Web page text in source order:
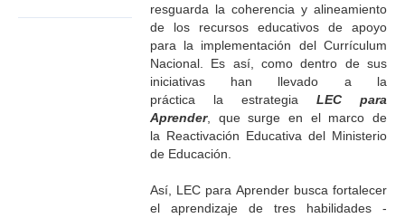
resguarda la coherencia y alineamiento
de los recursos educativos de apoyo
para la implementación del Currículum
Nacional. Es así, como dentro de sus
iniciativas han llevado a la
práctica la estrategia LEC para
Aprender, que surge en el marco de
la Reactivación Educativa del Ministerio
de Educación.
Así, LEC para Aprender busca fortalecer
el aprendizaje de tres habilidades -